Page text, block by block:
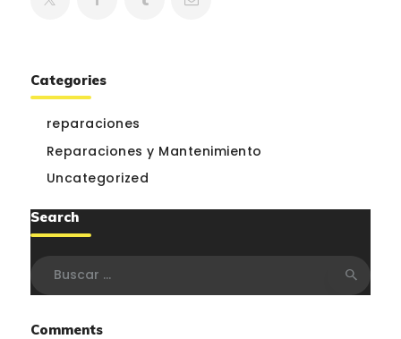
Categories
reparaciones
Reparaciones y Mantenimiento
Uncategorized
Search
Comments